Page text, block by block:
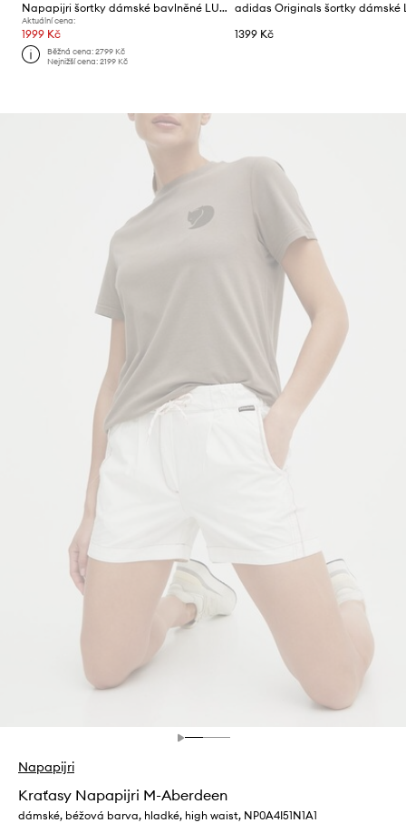
Napapijri šortky dámské bavlněné LUCIDUM
Aktuální cena:
1999 Kč
Běžná cena:2799 Kč
Nejnižší cena:2199 Kč
1399 Kč
Napapijri
Kraťasy Napapijri M-Aberdeen
dámské, béžová barva, hladké, high waist, NP0A4I51N1A1